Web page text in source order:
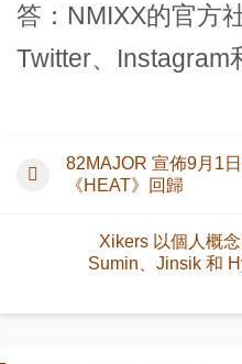
答：NMIXX的官方
Twitter、Instagram
82MAJOR 宣佈9月1
《HEAT》回歸
Xikers 以個人概
Sumin、Jinsik 和